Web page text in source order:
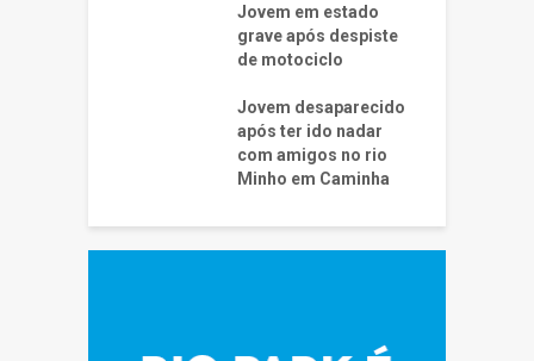
Jovem em estado
grave após despiste
de motociclo
Jovem desaparecido
após ter ido nadar
com amigos no rio
Minho em Caminha